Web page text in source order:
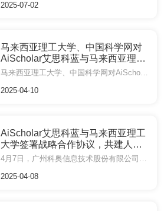
2025-07-02
马来西亚理工大学、中国科学网对
AiScholar艾思科蓝与马来西亚理工
大学签订战略合作协议进行报道
马来西亚理工大学、中国科学网对AiScholar艾思科蓝与马来西亚理工大学签订战略合作协议进行报道
2025-04-10
AiScholar艾思科蓝与马来西亚理工
大学签署战略合作协议，共建人工
智能时代产学研融合新范式
2025-04-08